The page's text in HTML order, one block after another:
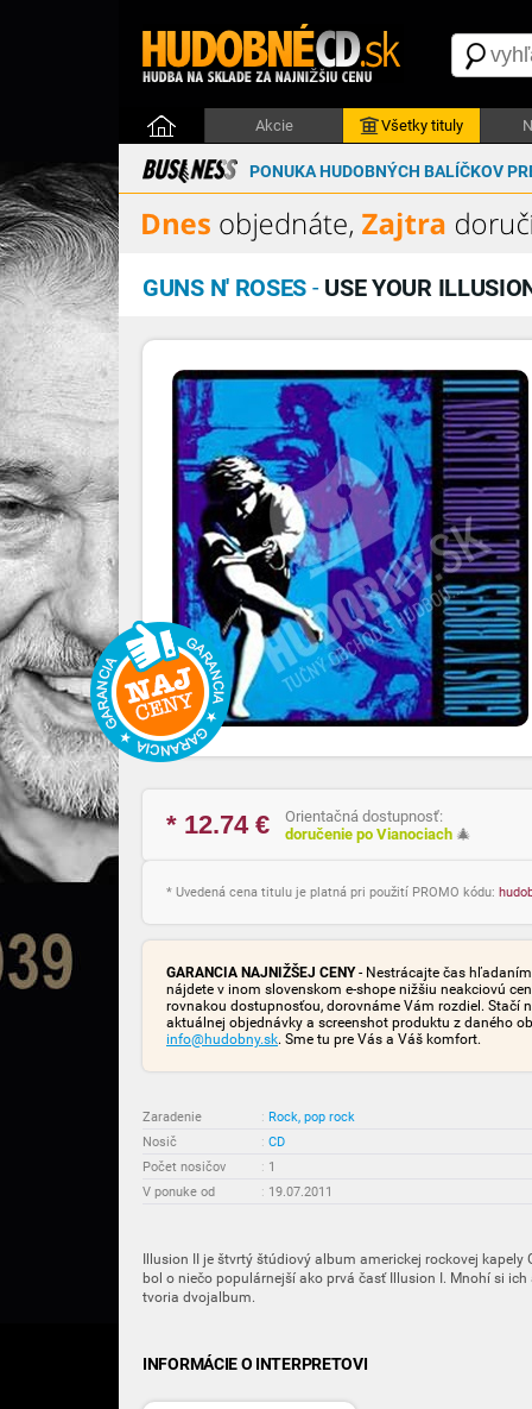
Akcie Všetky tituly
PONUKA HUDOBNÝCH BALÍČKOV
GUNS N' ROSES - USE YOUR
* 12.74€
Orientačná dostupnosť:
doručenie po Vianociach 🎄
* Uvedená cena titulu je platná pri použití PROMO kódu:
GARANCIA NAJNIŽŠEJ CENY- Nestrácajte čas
nájdete v inom slovenskom e-shope nižšiu neakciovú
rovnakou dostupnosťou, dorovnáme Vám rozdiel. Stačí
aktuálnej objednávky a screenshot produktu z daného
info@hudobny.sk. Sme tu pre Vás a Váš komfort.
Zaradenie : Rock, pop rock
Nosič
: CD
Počet nosičov
: 1
V ponuke od
: 19.07.2011
Illusion II je štvrtý štúdiový album americkej rockovej kapely
bol o niečo populárnejší ako prvá časť Illusion I. Mnohí si
tvoria dvojalbum.
INFORMÁCIE O INTERPRETOVI